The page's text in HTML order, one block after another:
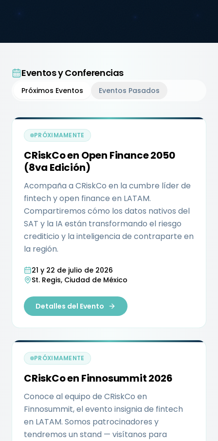
Eventos y Conferencias
Próximos Eventos Eventos Pasados
PRÓXIMAMENTE
CRiskCo en Open Finance 2050
(8va Edición)
Acompaña a CRiskCo en la cumbre líder de
fintech y open finance en LATAM.
Compartiremos cómo los datos nativos del
SAT y la IA están transformando el riesgo
crediticio y la inteligencia de contraparte en
la región.
21 y 22 de julio de 2026
St. Regis, Ciudad de México
Detalles del Evento
PRÓXIMAMENTE
CRiskCo en Finnosummit 2026
Conoce al equipo de CRiskCo en
Finnosummit, el evento insignia de fintech
en LATAM. Somos patrocinadores y
tendremos un stand — visítanos para